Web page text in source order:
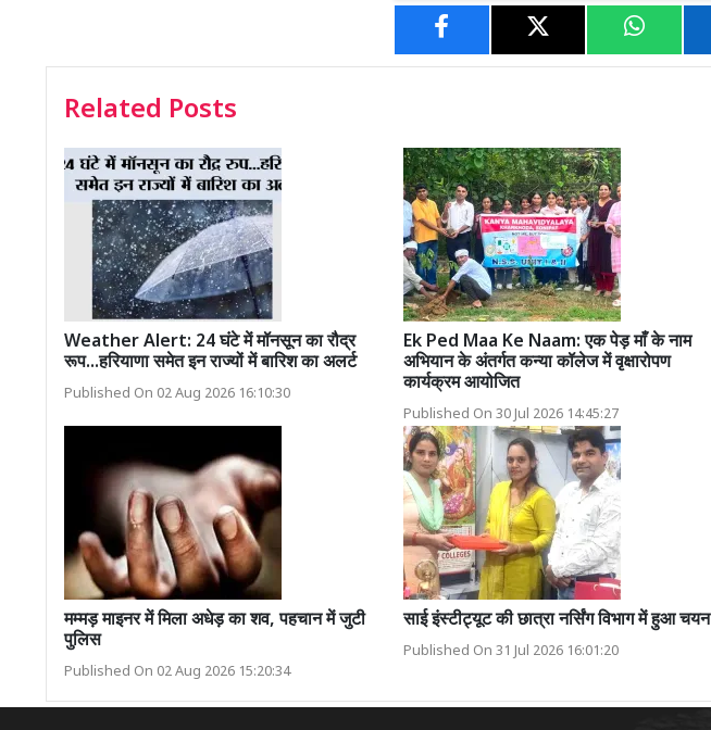
Related Posts
Weather Alert: 24 घंटे में मॉनसून का रौद्र
रूप...हरियाणा समेत इन राज्यों में बारिश का अलर्ट
Published On 02 Aug 2026 16:10:30
Ek Ped Maa Ke Naam: एक पेड़ माँ के नाम
अभियान के अंतर्गत कन्या कॉलेज में वृक्षारोपण
कार्यक्रम आयोजित
Published On 30 Jul 2026 14:45:27
मम्मड़ माइनर में मिला अधेड़ का शव, पहचान में जुटी
पुलिस
Published On 02 Aug 2026 15:20:34
साई इंस्टीट्यूट की छात्रा नर्सिंग विभाग में हुआ चयन
Published On 31 Jul 2026 16:01:20